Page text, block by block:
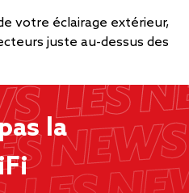
votre éclairage extérieur,
juste au-dessus des
la